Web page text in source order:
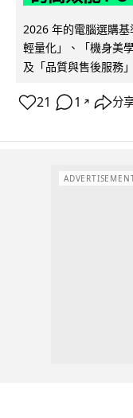
2026 年的電腦選購
輕量化」、「機身美
及「品質與售後服務
21 1 ↗ 分